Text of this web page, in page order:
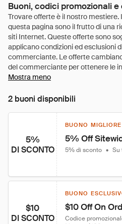
Buoni, codici promozionali
Mostra meno
2 buoni disponibili
5%
DI SCONTO
BUONO MIGLIORE
5% Off
5% di sconto • Su
$10
DI SCONTO
BUONO
$10 Off On
Codice